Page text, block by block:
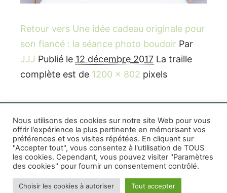
Retour vers Une idée cadeau originale pour
son fiancé : la séance photo boudoir Par
JJJ Publié le 12 décembre 2017 La traille
complète est de 1200 × 802 pixels
Rife WordPress Theme|Photographe boudoir et
photo thérapeutique Montréal Lille Avignon
Photographe mariage et famille Montréal|
Photographe commercial Montréal
Mentions
Nous utilisons des cookies sur notre site Web pour vous
offrir l'expérience la plus pertinente en mémorisant vos
préférences et vos visites répétées. En cliquant sur
"Accepter tout", vous consentez à l'utilisation de TOUS
les cookies. Cependant, vous pouvez visiter "Paramètres
des cookies" pour fournir un consentement contrôlé.
Choisir les cookies à autoriser Tout accepter